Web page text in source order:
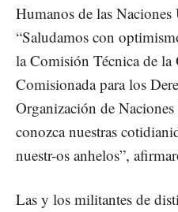
Humanos de las Naciones
“Saludamos con
la Comisión Técnica de
Comisionada para los
Organización de
conozca nuestras
nuestr-os anhelos”,
Las y los militantes de